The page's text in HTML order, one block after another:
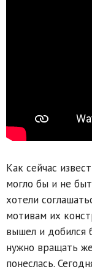
Как сейчас
могло бы и не
хотели
мотивам их
вышел и добился
нужно вращать
понеслась.